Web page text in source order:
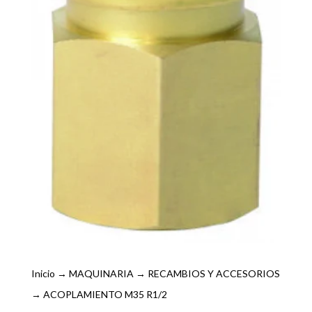
Inicio → MAQUINARIA → RECAMBIOS Y ACCESORIOS
→ ACOPLAMIENTO M35 R1/2